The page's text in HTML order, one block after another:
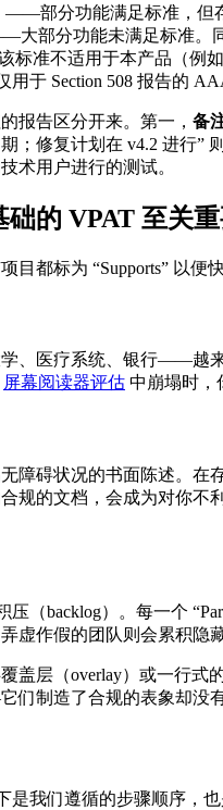
——部分功能满足标准，但
大部分功能未满足标准。
标准不适用于本产品（例
于 Section 508 报告的
报告区分开来。第一， 备
；修复计划在 v4.2 进行”
术用户进行的测试。
的 VPAT 至关
目都标为 “Supports” 以
、医疗系统、银行——越来
屏幕阅读器评估 中崩塌时，
障碍状况的书面陈述。
的文档，会成为对你不
（backlog）。每一个
虚作假的团队则会累积隐
盖层（overlay）或一行
制造了合规的表象却没
我们遵循的步骤顺序，